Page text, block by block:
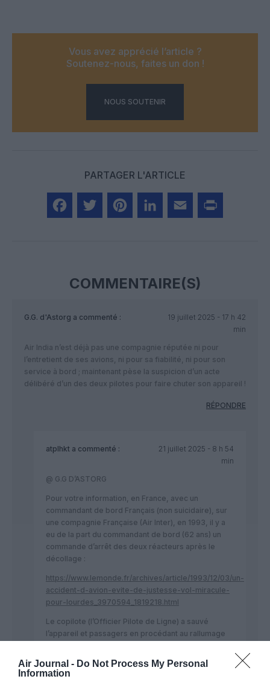
Air Journal - Do Not Process My Personal
Information
Vous avez apprécié l’article ?
Soutenez-nous, faites un don !
NOUS SOUTENIR
PARTAGER L'ARTICLE
COMMENTAIRE(S)
G.G. d'Astorg a commenté :
19 juillet 2025 - 17 h 42
min
Air India n’est déjà pas une compagnie réputée ni pour
l’entretient de ses avions, ni pour sa fiabilité, ni pour son
service à bord ; maintenant pèse la suspicion d’un acte
délibéré d’un des deux pilotes pour faire chuter son appareil !
RÉPONDRE
atplhkt a commenté :
21 juillet 2025 - 8 h 54
min
@ G.G D’ASTORG
Pour votre information, en France, avec un
commandant de bord Français (non suicidaire), sur
une compagnie Française (Air Inter), en 1993, il y a
eu de la part du commandant de bord (62 ans) un
commande d’arrêt des deux réacteurs après le
décollage :
https://www.lemonde.fr/archives/article/1993/12/03/un-
accident-d-avion-evite-de-justesse-vol-miracule-
pour-lourdes_3970594_1819218.html
Le copilote (l’Officier Pilote de Ligne) a sauvé
l’appareil et passagers en procédant au rallumage
Vous avez différents sites aéronautiques